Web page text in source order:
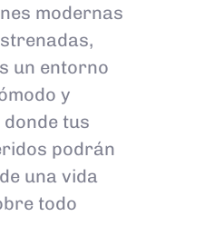
modernas
un entorno
y
tus
podrán
una vida
todo